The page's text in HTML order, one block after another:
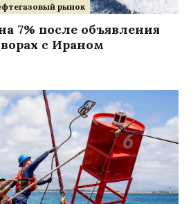
рынок
7% после объявления
с Ираном